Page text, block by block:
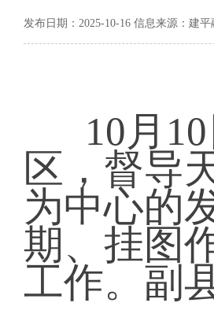
发布日期：2025-10-16 信息来源：建平
10月
区，督导
为中心的
期、挂图
工作。副